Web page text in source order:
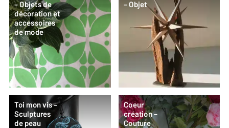
– Objets de
décoration et
accessoires
de mode
– Objet
Toi mon vis –
Sculptures
de peau
Coeur
création –
Couture